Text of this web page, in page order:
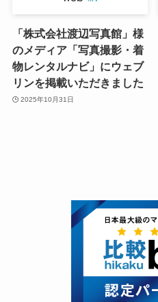
「株式会社渡辺写真館」様
のメディア「写真撮影・着
物レンタルナビ」にウェブ
リンを掲載いただきました
2025年10月31日